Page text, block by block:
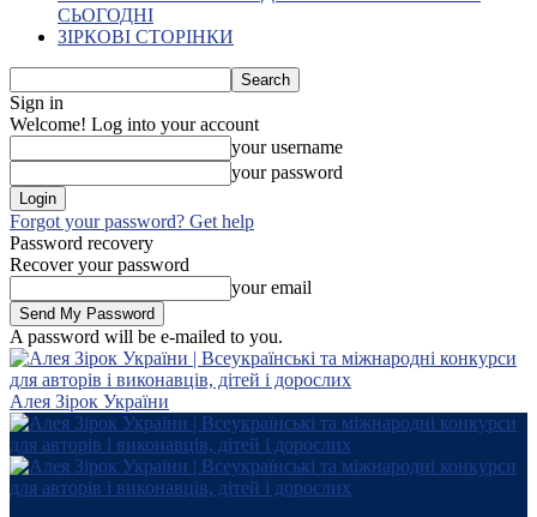
СЬОГОДНІ
ЗІРКОВІ СТОРІНКИ
Sign in
Welcome! Log into your account
your username
your password
Forgot your password? Get help
Password recovery
Recover your password
your email
A password will be e-mailed to you.
Алея Зірок України